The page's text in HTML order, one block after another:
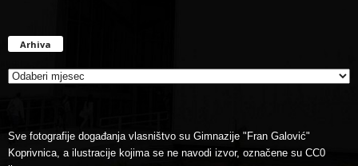
Arhiva
Sve fotografije događanja vlasništvo su Gimnazije "Fran Galović"
Koprivnica, a ilustracije kojima se ne navodi izvor, označene su CC0